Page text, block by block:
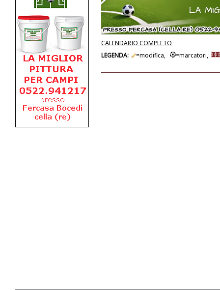
CALENDARIO COMPLETO
LEGENDA:
=modifica, =marcatori,